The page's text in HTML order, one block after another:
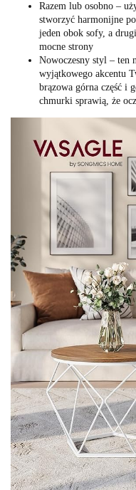
Razem lub osobno –
stworzyć harmonijne
jeden obok sofy, a
mocne strony
Nowoczesny styl – ten
wyjątkowego akcentu
brązowa górna część i
chmurki sprawią, że